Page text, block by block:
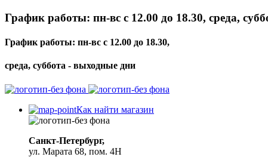
График работы: пн-вс с 12.00 до 18.30, среда,
График работы: пн-вс с 12.00 до 18.30,
среда, суббота - выходные дни
Как найти магазин
Санкт-Петербург,
ул. Марата 68, пом. 4Н